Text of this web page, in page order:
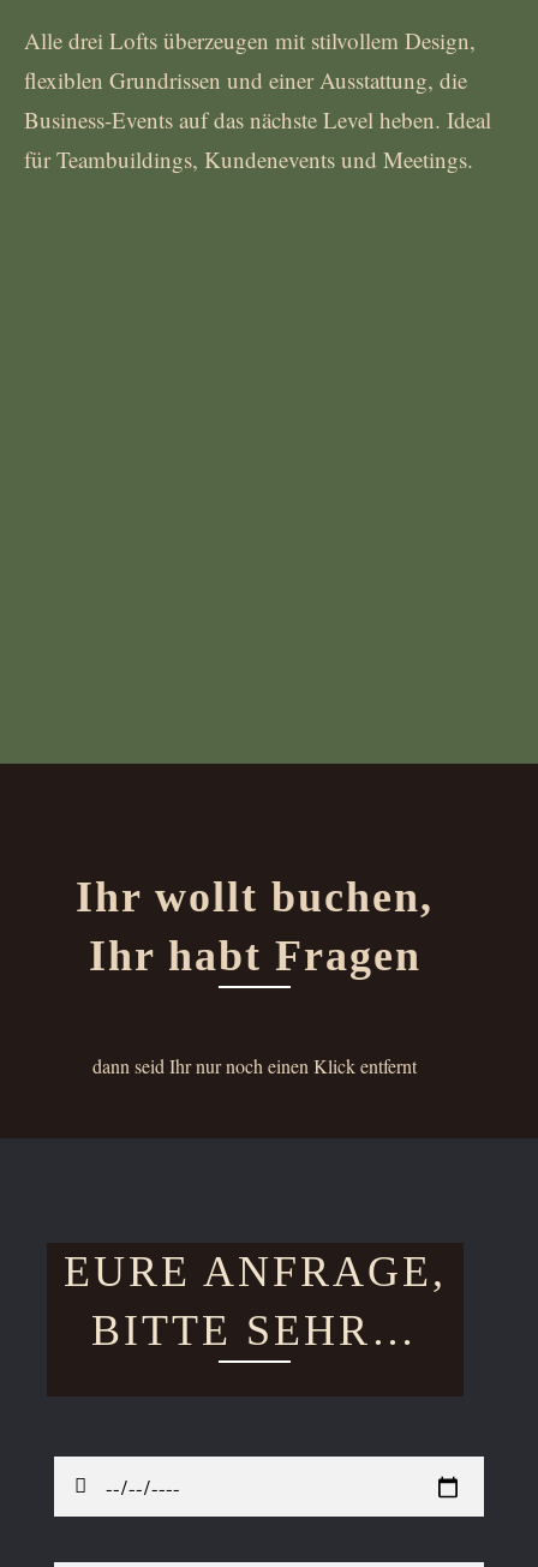
Alle drei Lofts überzeugen mit stilvollem Design,
flexiblen Grundrissen und einer Ausstattung, die
Business-Events auf das nächste Level heben. Ideal
für Teambuildings, Kundenevents und Meetings.
Ihr wollt buchen,
Ihr habt Fragen
dann seid Ihr nur noch einen Klick entfernt
EURE ANFRAGE,
BITTE SEHR…